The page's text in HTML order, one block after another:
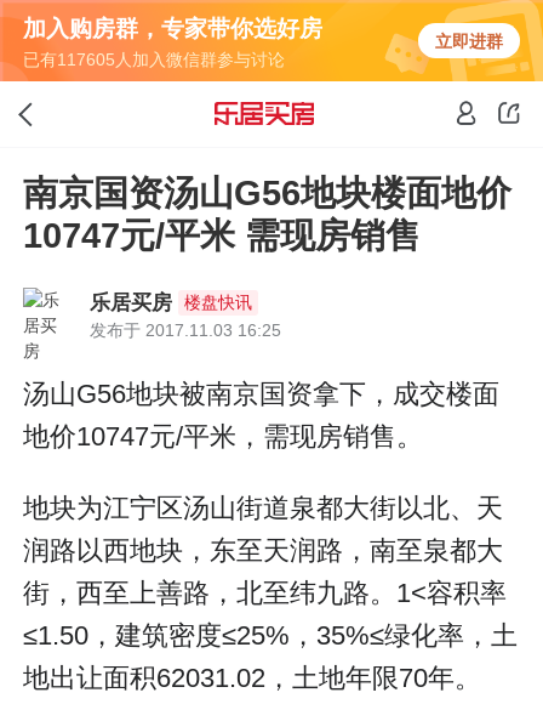
加入购房群，专家带你选好房
已有117605人加入微信群参与讨论
立即进群
南京国资汤山G56地块楼面地价
10747元/平米 需现房销售
乐居买房
楼盘快讯
发布于 2017.11.03 16:25
汤山G56地块被南京国资拿下，成交楼面
地价10747元/平米，需现房销售。
地块为江宁区汤山街道泉都大街以北、天
润路以西地块，东至天润路，南至泉都大
街，西至上善路，北至纬九路。1<容积率
≤1.50，建筑密度≤25%，35%≤绿化率，土
地出让面积62031.02，土地年限70年。